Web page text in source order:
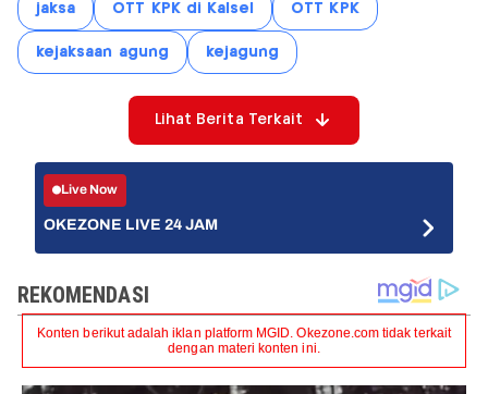
jaksa OTT KPK di Kalsel OTT KPK
kejaksaan agung kejagung
Lihat Berita Terkait
Live Now
OKEZONE LIVE 24 JAM